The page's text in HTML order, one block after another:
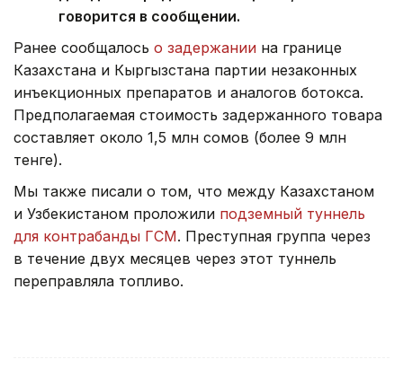
говорится в сообщении.
Ранее сообщалось о задержании на границе
Казахстана и Кыргызстана партии незаконных
инъекционных препаратов и аналогов ботокса.
Предполагаемая стоимость задержанного товара
составляет около 1,5 млн сомов (более 9 млн
тенге).
Мы также писали о том, что между Казахстаном
и Узбекистаном проложили подземный туннель
для контрабанды ГСМ. Преступная группа через
в течение двух месяцев через этот туннель
переправляла топливо.